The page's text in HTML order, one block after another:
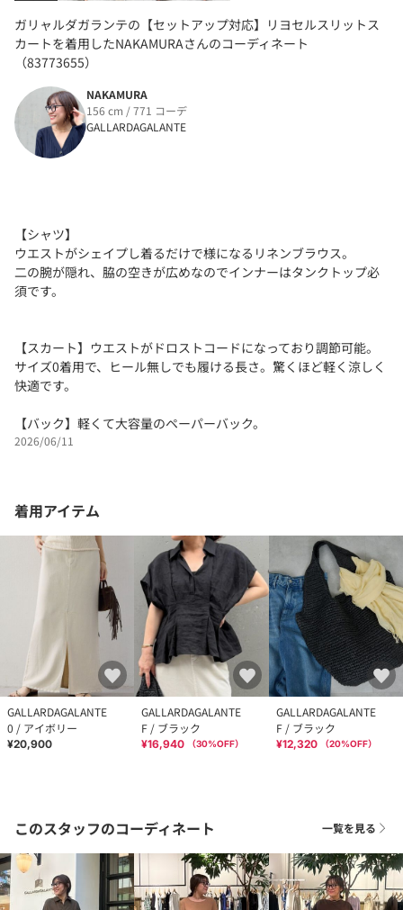
ガリャルダガランテの【セットアップ対応】リヨセルスリットス
カートを着用したNAKAMURAさんのコーディネート
（83773655）
NAKAMURA
156 cm / 771 コーデ
GALLARDAGALANTE
【シャツ】
ウエストがシェイプし着るだけで様になるリネンブラウス。
二の腕が隠れ、脇の空きが広めなのでインナーはタンクトップ必
須です。
【スカート】ウエストがドロストコードになっており調節可能。
サイズ0着用で、ヒール無しでも履ける長さ。驚くほど軽く涼しく
快適です。
【バック】軽くて大容量のペーパーバック。
2026/06/11
着用アイテム
GALLARDAGALANTE
0 / アイボリー
¥20,900
GALLARDAGALANTE
F / ブラック
¥16,940 （30%OFF）
GALLARDAGALANTE
F / ブラック
¥12,320 （20%OFF）
このスタッフのコーディネート 一覧を見る